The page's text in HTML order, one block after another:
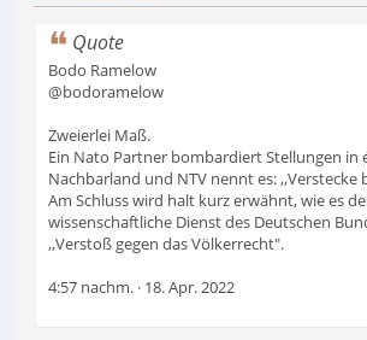
Quote
Bodo Ramelow
@bodoramelow
Zweierlei Maß.
Ein Nato Partner bombardiert Stellungen in
Nachbarland und NTV nennt es:
Am Schluss wird halt kurz erwähnt, wie es
wissenschaftliche Dienst des Deutschen
,,Verstoß gegen das Völkerrecht".
4:57 nachm. · 18. Apr. 2022